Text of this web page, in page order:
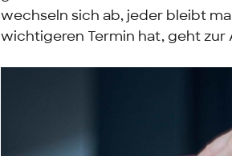
wechseln sich ab, jeder bleibt
wichtigeren Termin hat, geht zur